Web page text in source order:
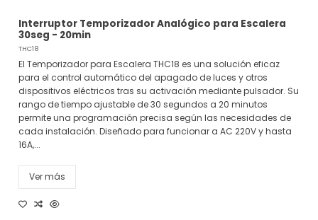
Interruptor Temporizador Analógico para Escalera
30seg - 20min
THC18
El Temporizador para Escalera THC18 es una solución eficaz
para el control automático del apagado de luces y otros
dispositivos eléctricos tras su activación mediante pulsador. Su
rango de tiempo ajustable de 30 segundos a 20 minutos
permite una programación precisa según las necesidades de
cada instalación. Diseñado para funcionar a AC 220V y hasta
16A,...
Ver más